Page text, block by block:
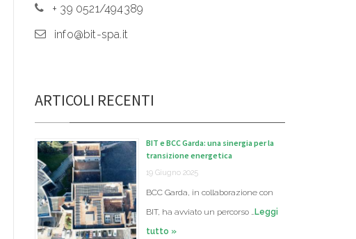
+ 39 0521/494389
info@bit-spa.it
ARTICOLI RECENTI
BIT e BCC Garda: una sinergia per la
transizione energetica
19 Giugno 2025
BCC Garda, in collaborazione con
BIT, ha avviato un percorso …Leggi
tutto »